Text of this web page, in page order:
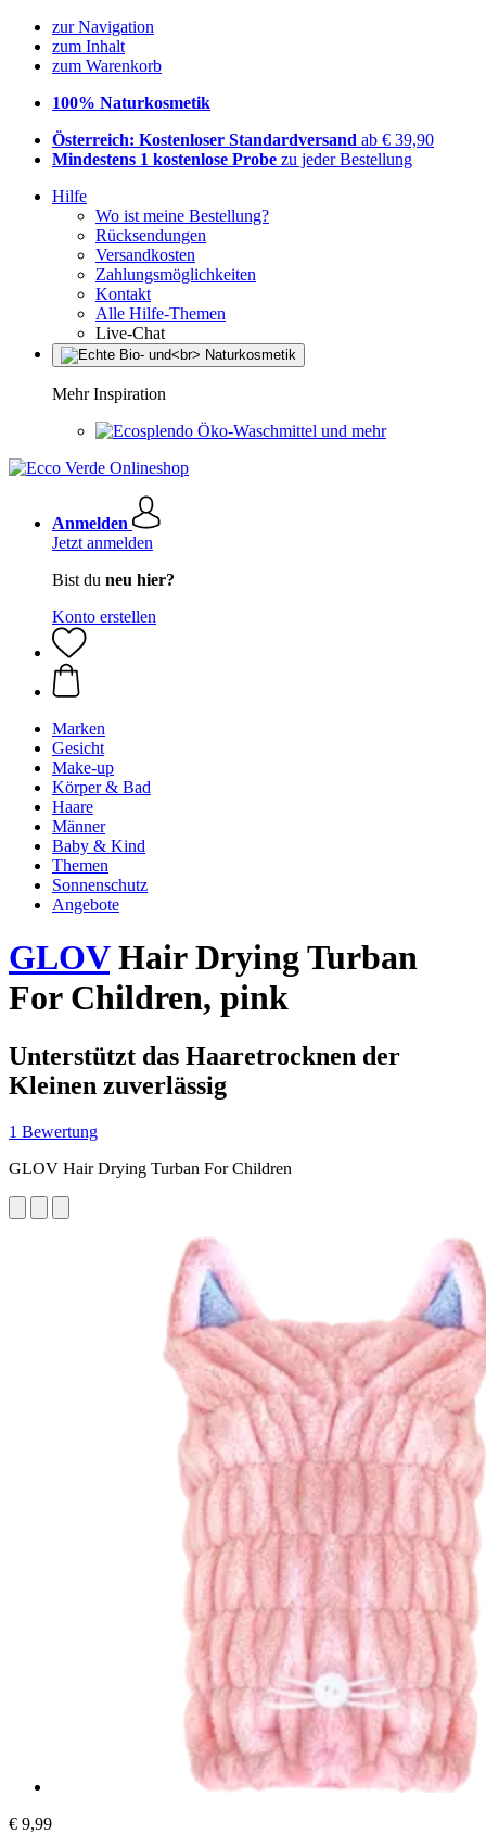
zur Navigation
zum Inhalt
zum Warenkorb
100% Naturkosmetik
Österreich: Kostenloser Standardversand ab € 39,90
Mindestens 1 kostenlose Probe zu jeder Bestellung
Hilfe
Wo ist meine Bestellung?
Rücksendungen
Versandkosten
Zahlungsmöglichkeiten
Kontakt
Alle Hilfe-Themen
Live-Chat
Mehr Inspiration
Öko-Waschmittel und mehr
Anmelden
Jetzt anmelden
Bist du neu hier?
Konto erstellen
Marken
Gesicht
Make-up
Körper & Bad
Haare
Männer
Baby & Kind
Themen
Sonnenschutz
Angebote
GLOVHair Drying Turban
For Children, pink
Unterstützt das Haaretrocknen der
Kleinen zuverlässig
1 Bewertung
GLOV Hair Drying Turban For Children
€ 9,99